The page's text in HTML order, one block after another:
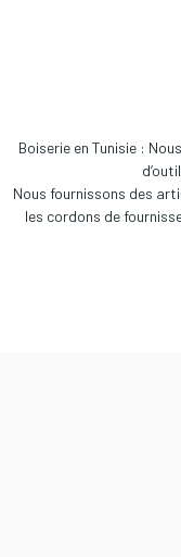
Boiserie en Tunisie :
Nous fournissons des
les cordons de